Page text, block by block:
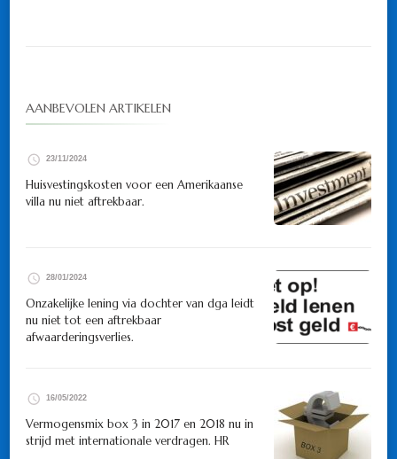
AANBEVOLEN ARTIKELEN
23/11/2024
Huisvestingskosten voor een Amerikaanse
villa nu niet aftrekbaar.
28/01/2024
Onzakelijke lening via dochter van dga leidt
nu niet tot een aftrekbaar
afwaarderingsverlies.
16/05/2022
Vermogensmix box 3 in 2017 en 2018 nu in
strijd met internationale verdragen. HR